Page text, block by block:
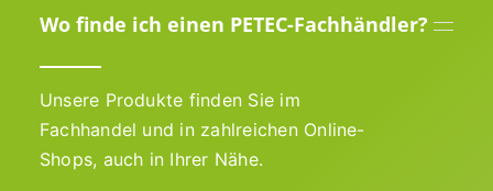
Wo finde ich einen PETEC-Fachhändler?
Unsere Produkte finden Sie im
Fachhandel und in zahlreichen Online-
Shops, auch in Ihrer Nähe.